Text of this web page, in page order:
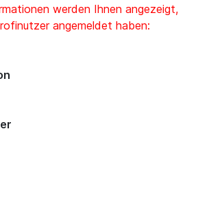
werden Ihnen angezeigt,
angemeldet haben: